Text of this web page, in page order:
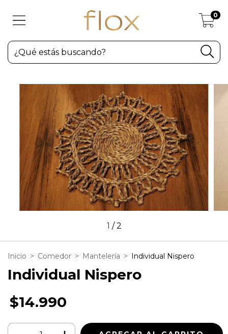
0
1 /2
Inicio > Comedor > Mantelería > Individual Nispero
Individual Nispero
$14.990